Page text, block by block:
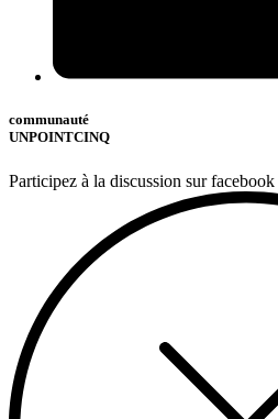
communauté
UNPOINTCINQ
Participez à la discussion sur facebook